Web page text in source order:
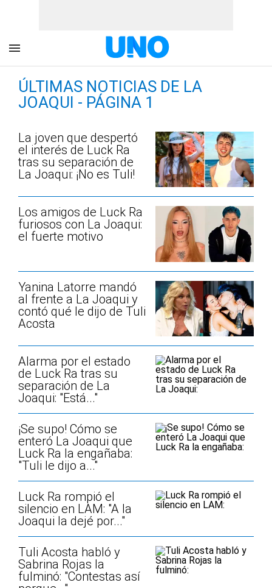
ÚLTIMAS NOTICIAS DE LA
JOAQUI - PÁGINA 1
La joven que despertó
el interés de Luck Ra
tras su separación de
La Joaqui: ¡No es Tuli!
Los amigos de Luck Ra
furiosos con La Joaqui:
el fuerte motivo
Yanina Latorre mandó
al frente a La Joaqui y
contó qué le dijo de Tuli
Acosta
Alarma por el estado
de Luck Ra tras su
separación de La
Joaqui: "Está..."
¡Se supo! Cómo se
enteró La Joaqui que
Luck Ra la engañaba:
"Tuli le dijo a..."
Luck Ra rompió el
silencio en LAM: "A la
Joaqui la dejé por..."
Tuli Acosta habló y
Sabrina Rojas la
fulminó: "Contestas así